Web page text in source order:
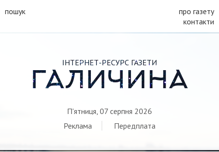
пошук
про газету
контакти
ІНТЕРНЕТ-РЕСУРС ГАЗЕТИ
ГАЛИЧИНА
П'ятниця, 07 серпня 2026
Реклама
Передплата